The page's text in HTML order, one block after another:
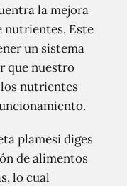
la mejora
nutrientes. Este
un sistema
que nuestro
nutrientes
plamesi diges
de alimentos
lo cual